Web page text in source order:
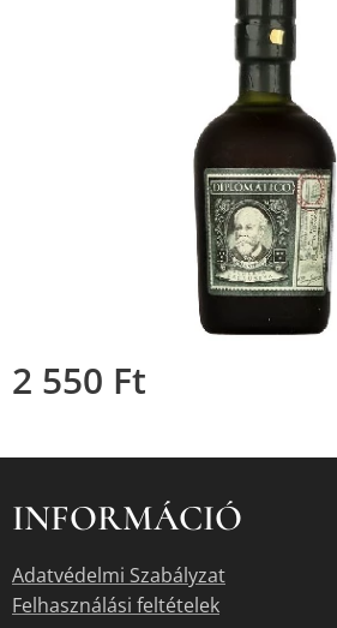
2 550 Ft
INFORMÁCIÓ
Adatvédelmi Szabályzat
Felhasználási feltételek